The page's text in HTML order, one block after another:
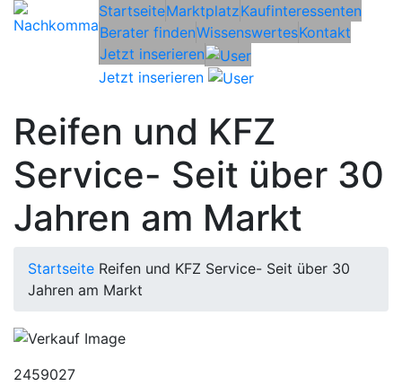
StartseiteMarktplatzKaufinteressenten
Berater findenWissenswertesKontakt
Jetzt inserieren
Jetzt inserieren
Reifen und KFZ
Service- Seit über 30
Jahren am Markt
Startseite Reifen und KFZ Service- Seit über 30
Jahren am Markt
2459027